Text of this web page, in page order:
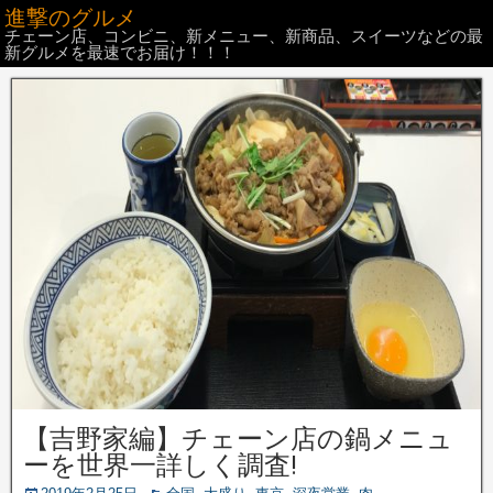
進撃のグルメ
チェーン店、コンビニ、新メニュー、新商品、スイーツなどの最
新グルメを最速でお届け！！！
【吉野家編】チェーン店の鍋メニュ
ーを世界一詳しく調査!